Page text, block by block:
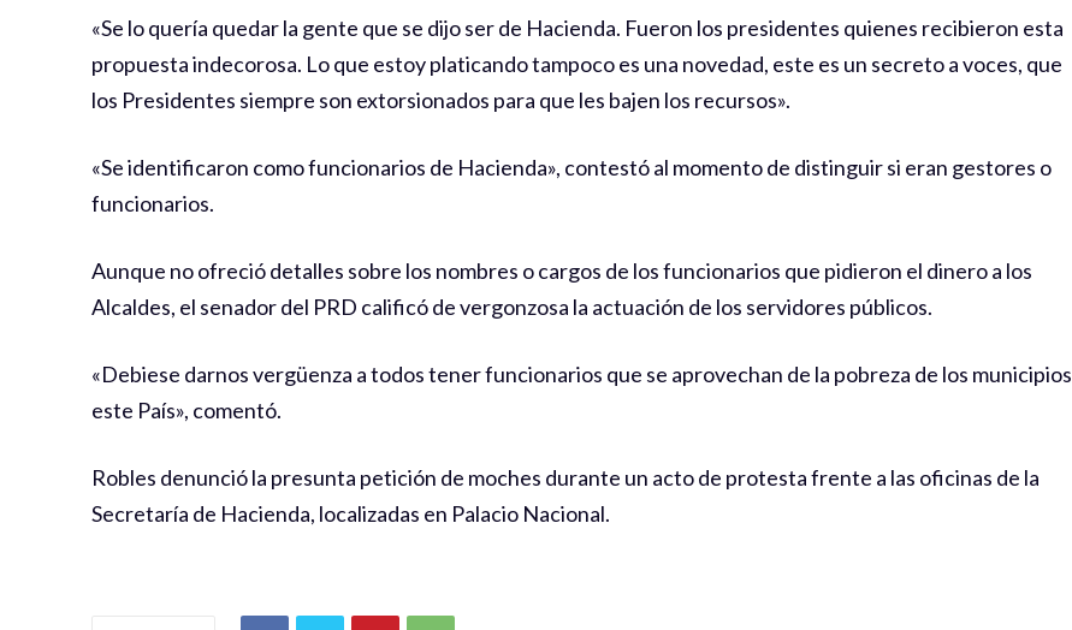
«Se lo quería quedar la gente que se dijo ser de Hacienda. Fueron los presidentes quienes recibieron esta
propuesta indecorosa. Lo que estoy platicando tampoco es una novedad, este es un secreto a voces, que
los Presidentes siempre son extorsionados para que les bajen los recursos».
«Se identificaron como funcionarios de Hacienda», contestó al momento de distinguir si eran gestores o
funcionarios.
Aunque no ofreció detalles sobre los nombres o cargos de los funcionarios que pidieron el dinero a los
Alcaldes, el senador del PRD calificó de vergonzosa la actuación de los servidores públicos.
«Debiese darnos vergüenza a todos tener funcionarios que se aprovechan de la pobreza de los municipios
este País», comentó.
Robles denunció la presunta petición de moches durante un acto de protesta frente a las oficinas de la
Secretaría de Hacienda, localizadas en Palacio Nacional.